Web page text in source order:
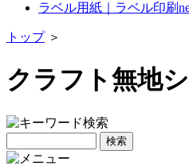
ラベル用紙｜ラベル印刷
トップ＞
クラフト無地